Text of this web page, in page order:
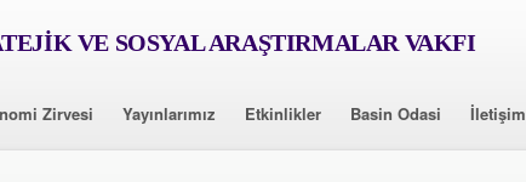
VE SOSYAL ARAŞTIRMALAR VAKFI
Zirvesi Yayınlarımız Etkinlikler Basin Odasi İletişim